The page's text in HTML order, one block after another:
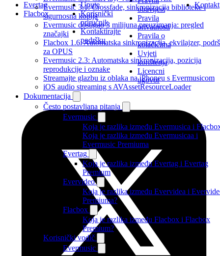
Evermusic 3.1: Crossfade, sinkronizacija biblioteke i
sigurnosna kopija
Evermusic dostigao 3 milijuna preuzimanja: pregled
značajki
Flacbox 1.6: Automatska sinkronizacija, ekvilajzer,
za OPUS
Evermusic 2.3: Automatska sinkronizacija, pozicija
reprodukcije i oznake
Streamajte glazbu iz oblaka na iPhoneu s Evermusicom
iOS audio streaming s AVAssetResourceLoader
Dokumentacija
Često postavljana pitanja
Evermusic
Koja je razlika između Evermusica i
Koja je razlika između Evermusicaa i
Evermusic Premiuma
Evertag
Koja je razlika između Evertag i Evertag
Premium
Evervideo
Koja je razlika između Evervidea i
Premiuma?
Flacbox
Koja je razlika između Flacbox i Flacbox
Premium?
Korisnički vodič
Evermusic
Evertag
Flacbox
Upute
Korisnički
priručnik
Kontaktirajte
podršku
obavijest
Pravila
privatnosti
Pravila o
kolačićima
Uvjeti
korištenja
Licencni
ugovor
Kontakt